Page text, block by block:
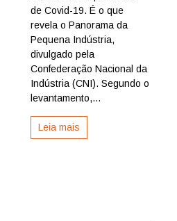
CNI
de Covid-19. É o que
revela o Panorama da
Pequena Indústria,
divulgado pela
Confederação Nacional da
Indústria (CNI). Segundo o
levantamento,...
Leia mais